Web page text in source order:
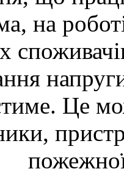
на
Це
пожежної